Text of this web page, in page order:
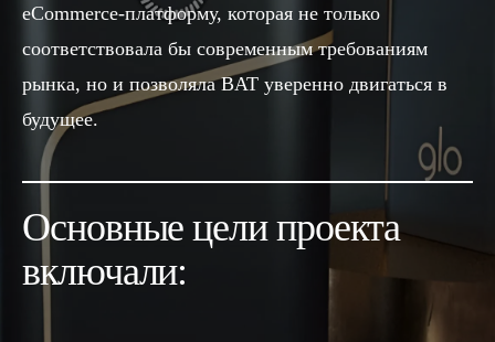
eCommerce-платформу, которая не только
соответствовала бы современным требованиям
рынка, но и позволяла BAT уверенно двигаться в
будущее.
Основные цели проекта
включали: